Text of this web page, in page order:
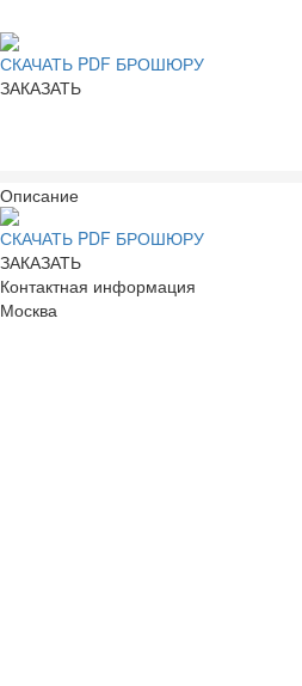
СКАЧАТЬ PDF БРОШЮРУ
ЗАКАЗАТЬ
Описание
СКАЧАТЬ PDF БРОШЮРУ
ЗАКАЗАТЬ
Контактная информация
Москва